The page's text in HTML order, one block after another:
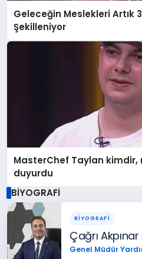
Geleceğin Meslekleri Artık
Şekilleniyor
MasterChef Taylan kimdir,
duyurdu
BİYOGRAFİ
BİYOGRAFİ
Çağrı
Genel Müdür